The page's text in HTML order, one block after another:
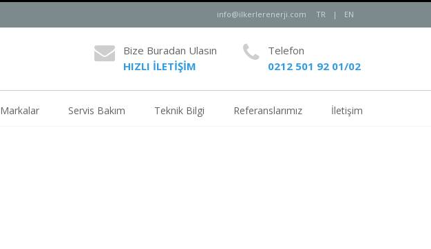
info@ilkerlerenerji.com TR | EN
Bize Buradan Ulasın
HIZLI İLETİŞİM
Telefon
0212 501 92 01/02
Markalar Servis Bakım Teknik Bilgi Referanslarımız İletişim